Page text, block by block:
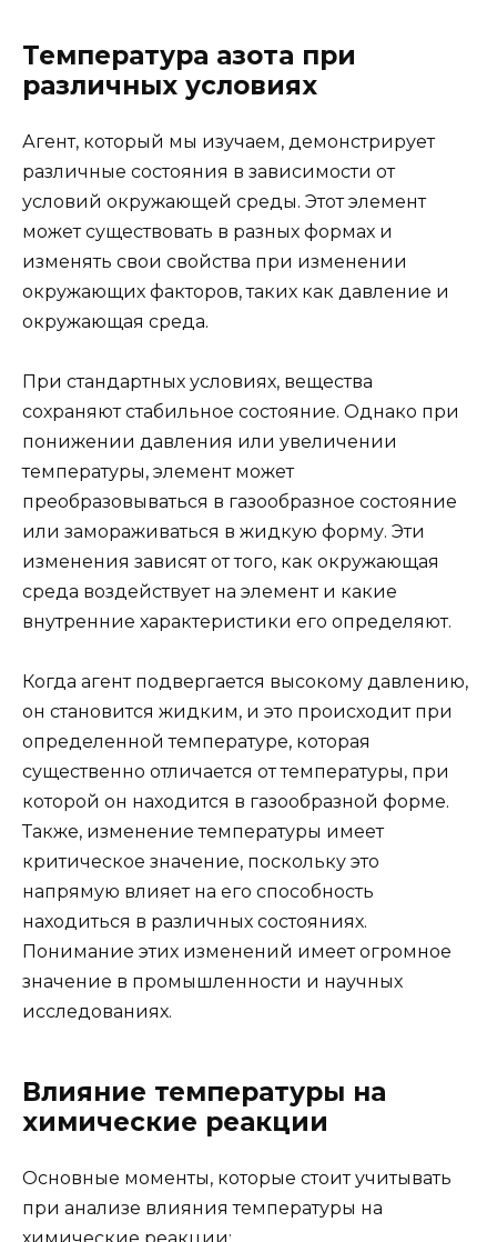
Температура азота при
различных условиях
Агент, который мы изучаем, демонстрирует
различные состояния в зависимости от
условий окружающей среды. Этот элемент
может существовать в разных формах и
изменять свои свойства при изменении
окружающих факторов, таких как давление и
окружающая среда.
При стандартных условиях, вещества
сохраняют стабильное состояние. Однако при
понижении давления или увеличении
температуры, элемент может
преобразовываться в газообразное состояние
или замораживаться в жидкую форму. Эти
изменения зависят от того, как окружающая
среда воздействует на элемент и какие
внутренние характеристики его определяют.
Когда агент подвергается высокому давлению,
он становится жидким, и это происходит при
определенной температуре, которая
существенно отличается от температуры, при
которой он находится в газообразной форме.
Также, изменение температуры имеет
критическое значение, поскольку это
напрямую влияет на его способность
находиться в различных состояниях.
Понимание этих изменений имеет огромное
значение в промышленности и научных
исследованиях.
Влияние температуры на
химические реакции
Основные моменты, которые стоит учитывать
при анализе влияния температуры на